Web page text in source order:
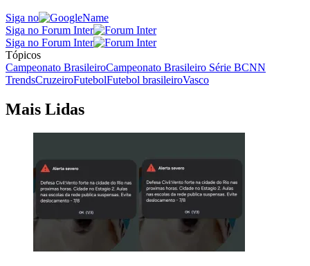
Siga no
Siga no Forum Inter
Siga no Forum Inter
Tópicos
Campeonato BrasileiroCampeonato Brasileiro Série BCNN
TrendsCruzeiroFutebolFutebol brasileiroVasco
Mais Lidas